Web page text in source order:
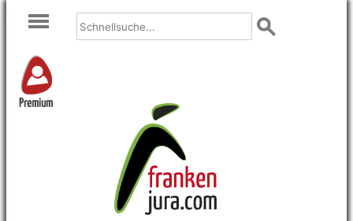
Premium